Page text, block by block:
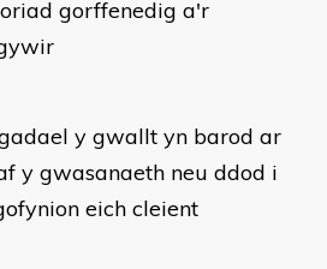
gorffenedig a'r
y gwallt yn barod ar
y gwasanaeth neu ddod i
eich cleient